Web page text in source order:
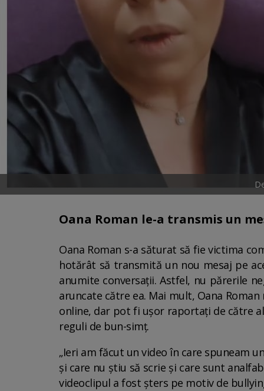
Oana Roman le-a transmis un
Oana Roman s-a săturat să fie victima
hotărât să transmită un nou mesaj pe
anumite conversații. Astfel, nu părerile
aruncate către ea. Mai mult, Oana
online, dar pot fi ușor raportați de către
reguli de bun-simț.
„Ieri am făcut un video în care spuneam
și care nu știu să scrie și care sunt
videoclipul a fost șters pe motiv de